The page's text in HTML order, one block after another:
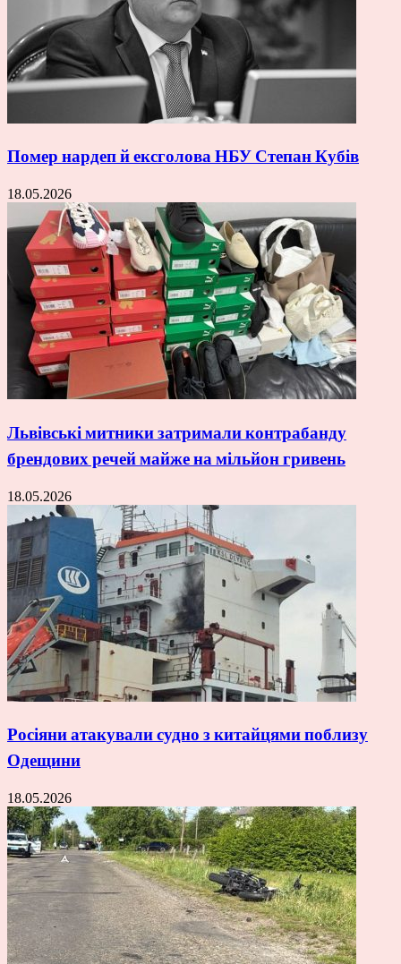
Помер нардеп й ексголова НБУ Степан Кубів
18.05.2026
Львівські митники затримали контрабанду
брендових речей майже на мільйон гривень
18.05.2026
Росіяни атакували судно з китайцями поблизу
Одещини
18.05.2026